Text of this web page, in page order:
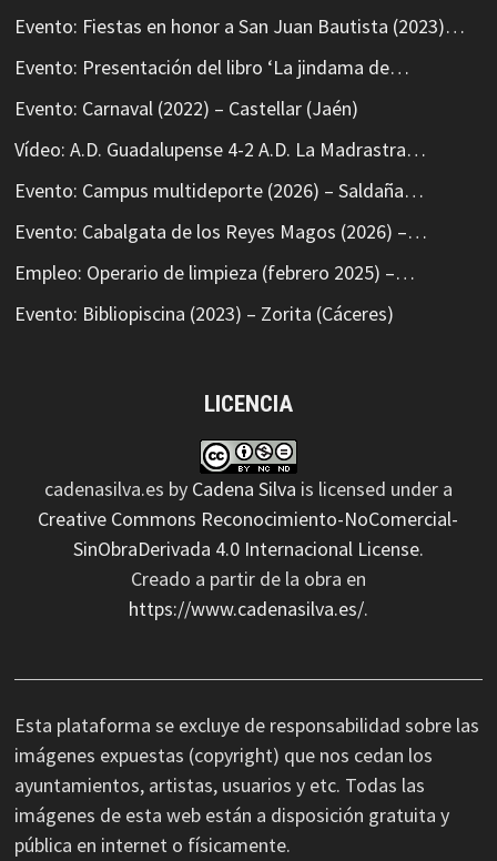
Evento: Fiestas en honor a San Juan Bautista (2023)…
Evento: Presentación del libro ‘La jindama de…
Evento: Carnaval (2022) – Castellar (Jaén)
Vídeo: A.D. Guadalupense 4-2 A.D. La Madrastra…
Evento: Campus multideporte (2026) – Saldaña…
Evento: Cabalgata de los Reyes Magos (2026) –…
Empleo: Operario de limpieza (febrero 2025) –…
Evento: Bibliopiscina (2023) – Zorita (Cáceres)
LICENCIA
cadenasilva.es by Cadena Silva is licensed under a
Creative Commons Reconocimiento-NoComercial-
SinObraDerivada 4.0 Internacional License.
Creado a partir de la obra en
https://www.cadenasilva.es/.
Esta plataforma se excluye de responsabilidad sobre las
imágenes expuestas (copyright) que nos cedan los
ayuntamientos, artistas, usuarios y etc. Todas las
imágenes de esta web están a disposición gratuita y
pública en internet o físicamente.